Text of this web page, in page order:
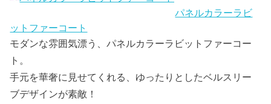
パネルカラーラビ
ットファーコート
モダンな雰囲気漂う、パネルカラーラビットファーコー
ト。
手元を華奢に見せてくれる、ゆったりとしたベルスリー
ブデザインが素敵！